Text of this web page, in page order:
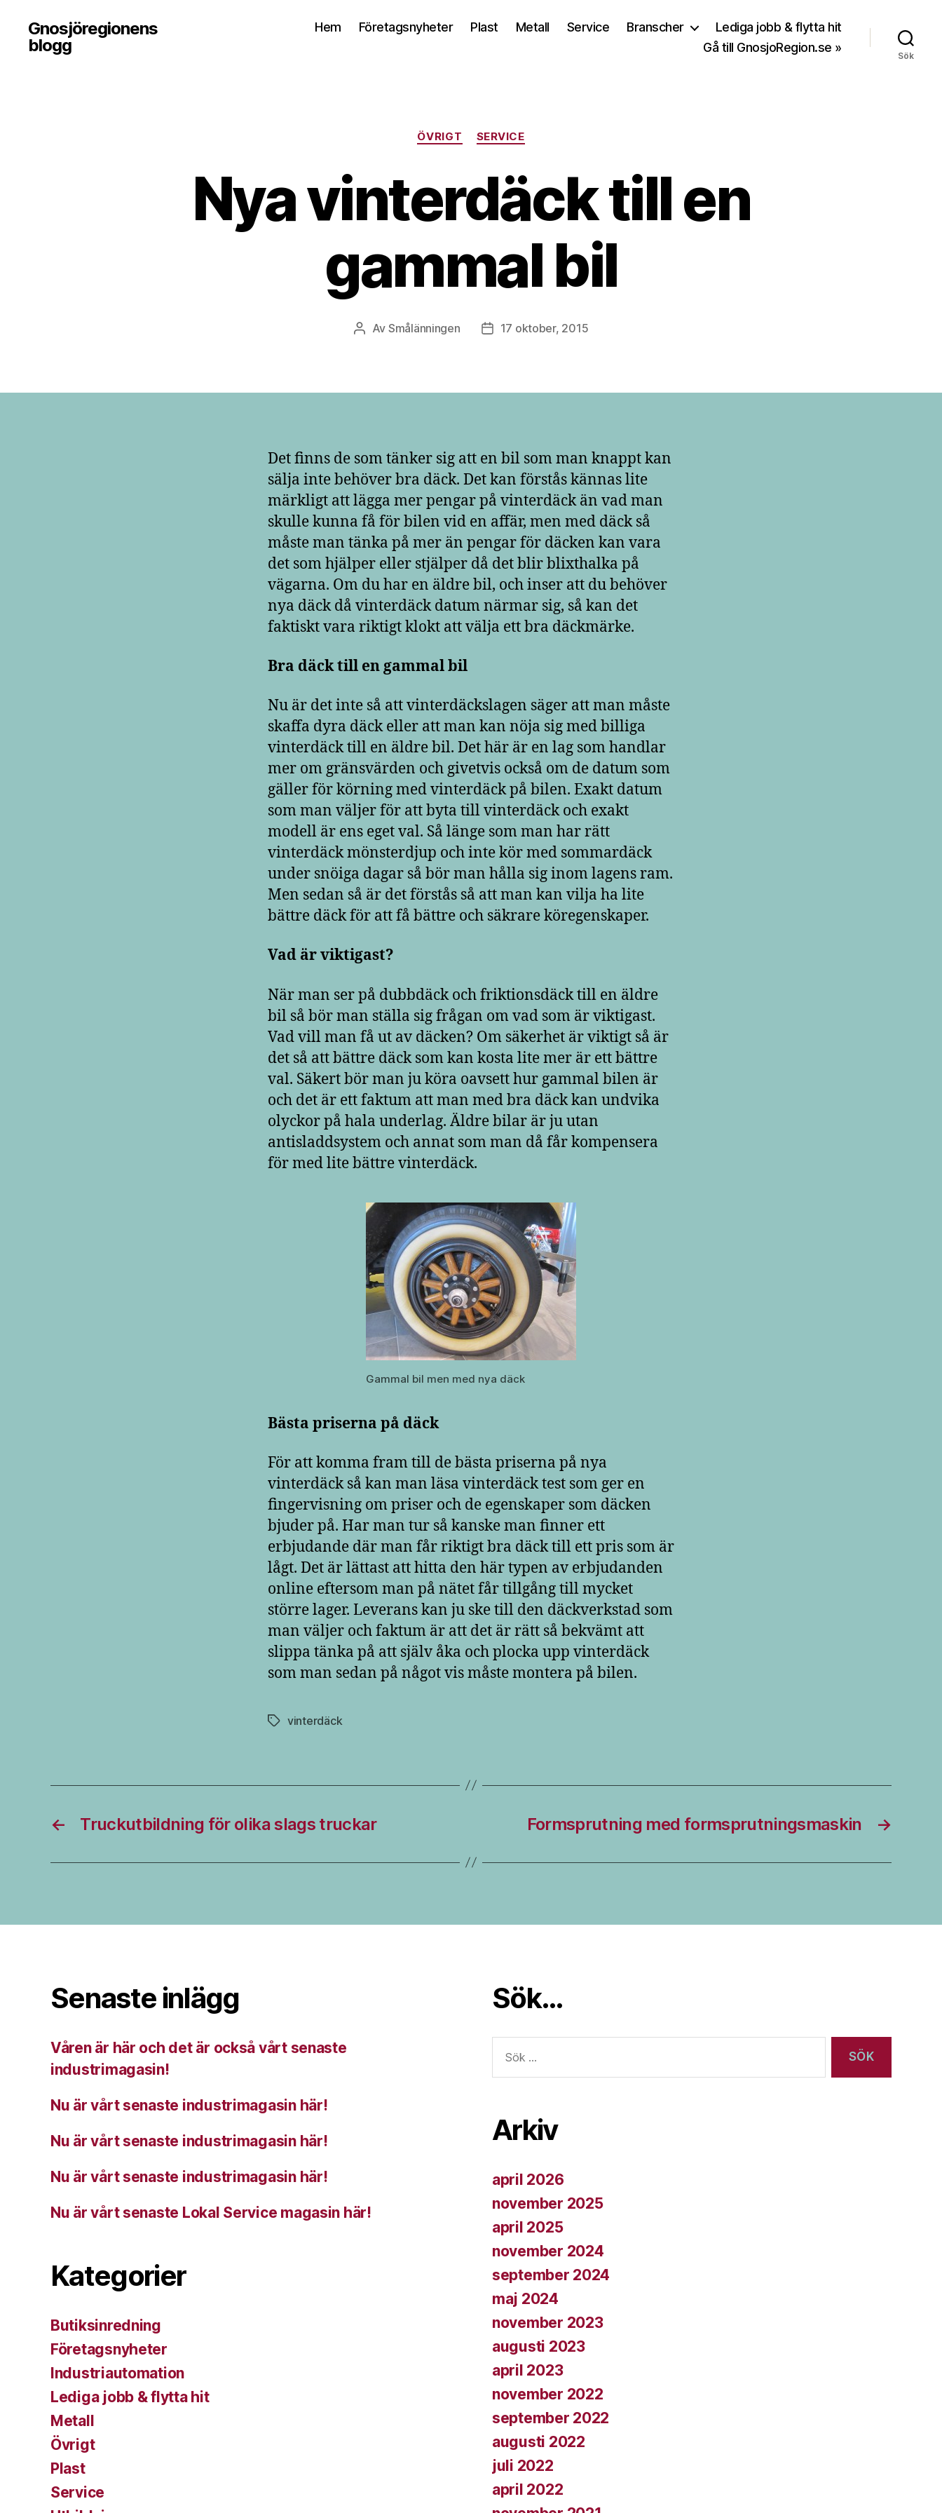
Gnosjöregionens
blogg
Hem Företagsnyheter Plast Metall Service Branscher
Lediga jobb & flytta hit
Gå till GnosjoRegion.se »
Sök
Kategorier
ÖVRIGT SERVICE
Nya vinterdäck till en
gammal bil
Inläggsförfattare
Av Smålänningen Inläggsdatum
17 oktober, 2015
Det finns de som tänker sig att en bil som man knappt kan
sälja inte behöver bra däck. Det kan förstås kännas lite
märkligt att lägga mer pengar på vinterdäck än vad man
skulle kunna få för bilen vid en affär, men med däck så
måste man tänka på mer än pengar för däcken kan vara
det som hjälper eller stjälper då det blir blixthalka på
vägarna. Om du har en äldre bil, och inser att du behöver
nya däck då vinterdäck datum närmar sig, så kan det
faktiskt vara riktigt klokt att välja ett bra däckmärke.
Bra däck till en gammal bil
Nu är det inte så att vinterdäckslagen säger att man måste
skaffa dyra däck eller att man kan nöja sig med billiga
vinterdäck till en äldre bil. Det här är en lag som handlar
mer om gränsvärden och givetvis också om de datum som
gäller för körning med vinterdäck på bilen. Exakt datum
som man väljer för att byta till vinterdäck och exakt
modell är ens eget val. Så länge som man har rätt
vinterdäck mönsterdjup och inte kör med sommardäck
under snöiga dagar så bör man hålla sig inom lagens ram.
Men sedan så är det förstås så att man kan vilja ha lite
bättre däck för att få bättre och säkrare köregenskaper.
Vad är viktigast?
När man ser på dubbdäck och friktionsdäck till en äldre
bil så bör man ställa sig frågan om vad som är viktigast.
Vad vill man få ut av däcken? Om säkerhet är viktigt så är
det så att bättre däck som kan kosta lite mer är ett bättre
val. Säkert bör man ju köra oavsett hur gammal bilen är
och det är ett faktum att man med bra däck kan undvika
olyckor på hala underlag. Äldre bilar är ju utan
antisladdsystem och annat som man då får kompensera
för med lite bättre vinterdäck.
Gammal bil men med nya däck
Bästa priserna på däck
För att komma fram till de bästa priserna på nya
vinterdäck så kan man läsa vinterdäck test som ger en
fingervisning om priser och de egenskaper som däcken
bjuder på. Har man tur så kanske man finner ett
erbjudande där man får riktigt bra däck till ett pris som är
lågt. Det är lättast att hitta den här typen av erbjudanden
online eftersom man på nätet får tillgång till mycket
större lager. Leverans kan ju ske till den däckverkstad som
man väljer och faktum är att det är rätt så bekvämt att
slippa tänka på att själv åka och plocka upp vinterdäck
som man sedan på något vis måste montera på bilen.
Etiketter
vinterdäck
← Truckutbildning för olika slags truckar →
Formsprutning med formsprutningsmaskin
Senaste inlägg
Våren är här och det är också vårt senaste
industrimagasin!
Nu är vårt senaste industrimagasin här!
Nu är vårt senaste industrimagasin här!
Nu är vårt senaste industrimagasin här!
Nu är vårt senaste Lokal Service magasin här!
Kategorier
Butiksinredning
Företagsnyheter
Industriautomation
Lediga jobb & flytta hit
Metall
Övrigt
Plast
Service
Sök…
efter:
Arkiv
april 2026
november 2025
april 2025
november 2024
september 2024
maj 2024
november 2023
augusti 2023
april 2023
november 2022
september 2022
augusti 2022
juli 2022
april 2022